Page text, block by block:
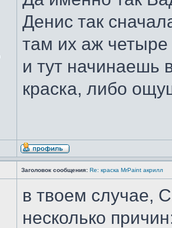
Денис так
там их аж четыре
и тут начинаешь
краска, либо
Заголовок сообщения: Re: краска MrPaint акрилл
в твоем случае,
несколько